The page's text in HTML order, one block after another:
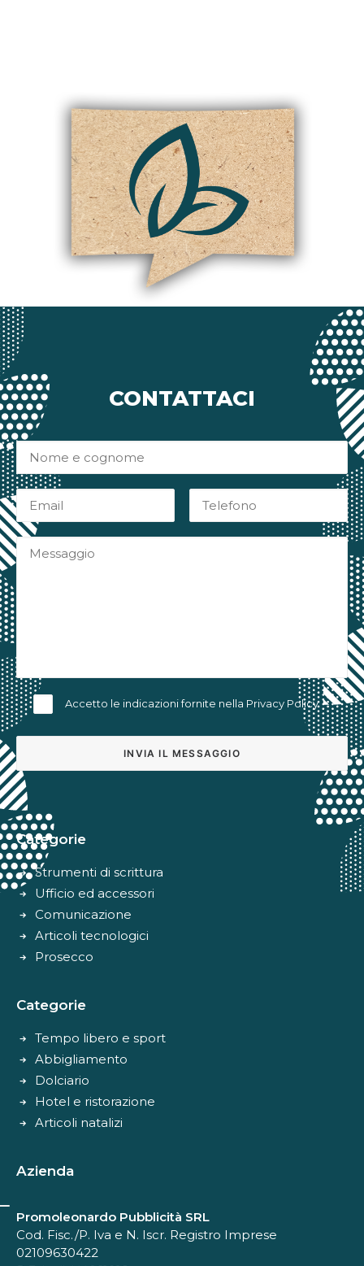
CONTATTACI
Accetto le indicazioni fornite nella Privacy Policy
Categorie
Strumenti di scrittura
Ufficio ed accessori
Comunicazione
Articoli tecnologici
Prosecco
Categorie
Tempo libero e sport
Abbigliamento
Dolciario
Hotel e ristorazione
Articoli natalizi
Azienda
Promoleonardo Pubblicità SRL
Cod. Fisc./P. Iva e N. Iscr. Registro Imprese
02109630422